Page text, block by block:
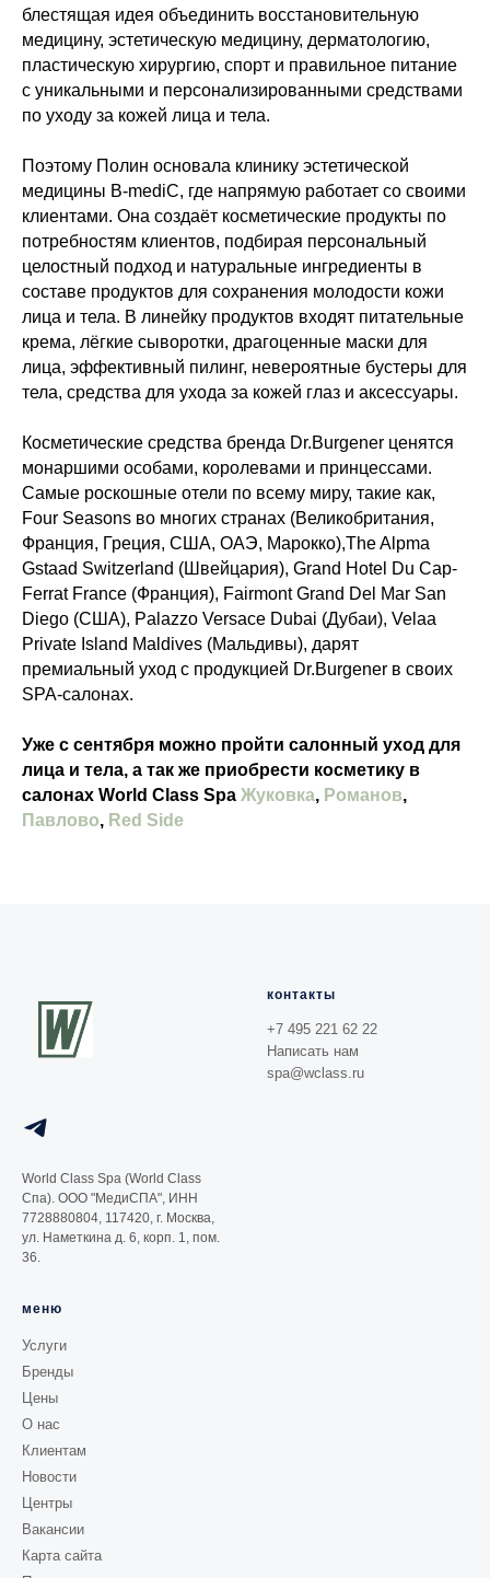
блестящая идея объединить восстановительную
медицину, эстетическую медицину, дерматологию,
пластическую хирургию, спорт и правильное питание
с уникальными и персонализированными средствами
по уходу за кожей лица и тела.
Поэтому Полин основала клинику эстетической
медицины B-mediC, где напрямую работает со своими
клиентами. Она создаёт косметические продукты по
потребностям клиентов, подбирая персональный
целостный подход и натуральные ингредиенты в
составе продуктов для сохранения молодости кожи
лица и тела. В линейку продуктов входят питательные
крема, лёгкие сыворотки, драгоценные маски для
лица, эффективный пилинг, невероятные бустеры для
тела, средства для ухода за кожей глаз и аксессуары.
Косметические средства бренда Dr.Burgener ценятся
монаршими особами, королевами и принцессами.
Самые роскошные отели по всему миру, такие как,
Four Seasons во многих странах (Великобритания,
Франция, Греция, США, ОАЭ, Марокко),The Alpma
Gstaad Switzerland (Швейцария), Grand Hotel Du Cap-
Ferrat France (Франция), Fairmont Grand Del Mar San
Diego (США), Palazzo Versace Dubai (Дубаи), Velaa
Private Island Maldives (Мальдивы), дарят
премиальный уход с продукцией Dr.Burgener в своих
SPA-салонах.
Уже с сентября можно пройти салонный уход для
лица и тела, а так же приобрести косметику в
салонах World Class Spa Жуковка, Романов,
Павлово, Red Side
World Class Spa (World Class
Спа). ООО "МедиСПА", ИНН
7728880804, 117420, г. Москва,
ул. Наметкина д. 6, корп. 1, пом.
36.
контакты
+7 495 221 62 22
Написать нам
spa@wclass.ru
меню
Услуги
Бренды
Цены
О нас
Клиентам
Новости
Центры
Вакансии
Карта сайта